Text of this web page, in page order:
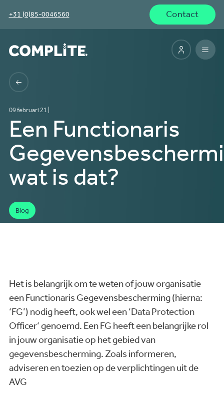
+31 (0)85-0046560 Contact
09 februari 21 |
Een Functionaris
wat is dat?
Blog
Het is belangrijk om te weten of jouw organisatie
een Functionaris Gegevensbescherming (hierna:
‘FG’) nodig heeft, ook wel een ‘Data Protection
Officer‘ genoemd. Een FG heeft een belangrijke rol
in jouw organisatie op het gebied van
gegevensbescherming. Zoals informeren,
adviseren en toezien op de verplichtingen uit de
AVG